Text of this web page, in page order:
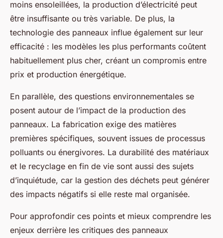
moins ensoleillées, la production d’électricité peut
être insuffisante ou très variable. De plus, la
technologie des panneaux influe également sur leur
efficacité : les modèles les plus performants coûtent
habituellement plus cher, créant un compromis entre
prix et production énergétique.
En parallèle, des questions environnementales se
posent autour de l’impact de la production des
panneaux. La fabrication exige des matières
premières spécifiques, souvent issues de processus
polluants ou énergivores. La durabilité des matériaux
et le recyclage en fin de vie sont aussi des sujets
d’inquiétude, car la gestion des déchets peut générer
des impacts négatifs si elle reste mal organisée.
Pour approfondir ces points et mieux comprendre les
enjeux derrière les critiques des panneaux